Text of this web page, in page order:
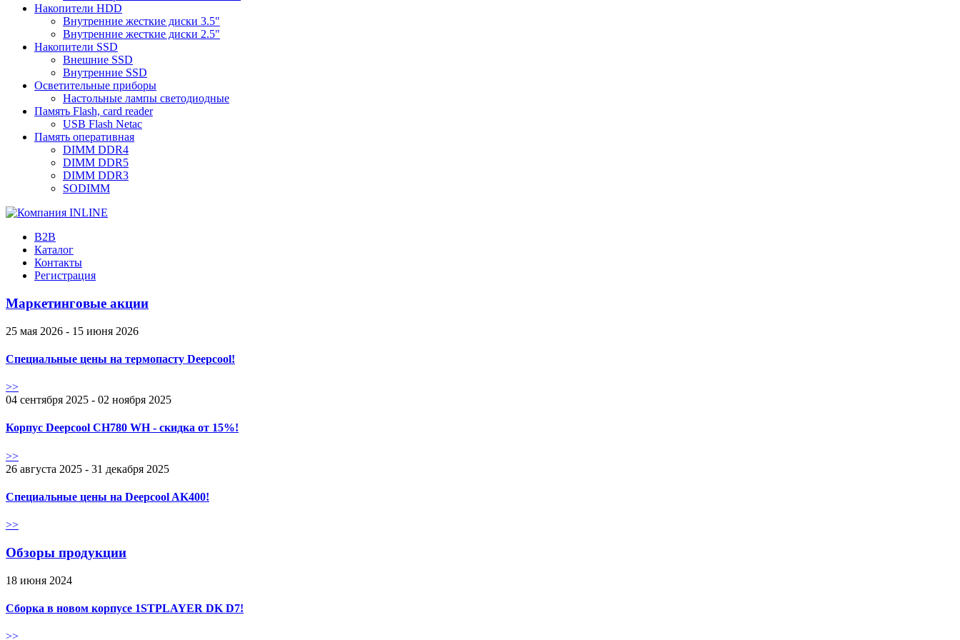
Накопители HDD
Внутренние жесткие диски 3.5"
Внутренние жесткие диски 2.5"
Накопители SSD
Внешние SSD
Внутренние SSD
Осветительные приборы
Настольные лампы светодиодные
Память Flash, card reader
USB Flash Netac
Память оперативная
DIMM DDR4
DIMM DDR5
DIMM DDR3
SODIMM
B2B
Каталог
Контакты
Регистрация
Маркетинговые акции
25 мая 2026 - 15 июня 2026
Специальные цены на термопасту Deepcool!
>>
04 сентября 2025 - 02 ноября 2025
Корпус Deepcool CH780 WH - скидка от 15%!
>>
26 августа 2025 - 31 декабря 2025
Специальные цены на Deepcool AK400!
>>
Обзоры продукции
18 июня 2024
Сборка в новом корпусе 1STPLAYER DK D7!
>>